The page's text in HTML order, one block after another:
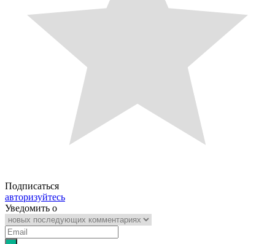
Подписаться
авторизуйтесь
Уведомить о